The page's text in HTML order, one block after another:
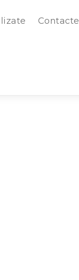
Contacte